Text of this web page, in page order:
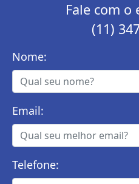
Fale com o
(11)
Nome:
Email:
Telefone: